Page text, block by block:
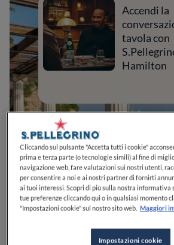
0 0 0 0
Accendi la
tavola con
Hamilton
Cliccando sul pulsante "Accetta tutti i cookie"
prima e terza parte (o tecnologie simili) al fine di
navigazione web, fare valutazioni sui nostri utenti,
per consentire a noi e ai nostri partner di fornirti
ai tuoi interessi. Scopri di più sulla nostra informativa
tue preferenze cliccando qui o in qualsiasi momento
"Impostazioni cookie" sul nostro sito web. Maggiori
Impostazioni cookie